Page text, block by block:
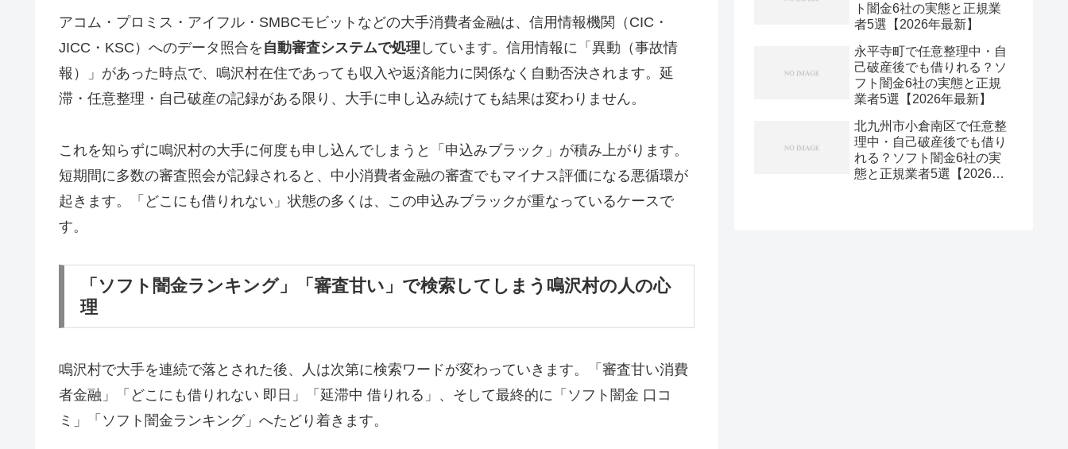
アコム・プロミス・アイフル・SMBCモビットなどの大手消費者金融は、信用情報機関（CIC・
JICC・KSC）へのデータ照合を 自動審査システムで処理 しています。信用情報に「異動（事故情
報）」があった時点で、鳴沢村在住であっても収入や返済能力に関係なく自動否決されます。延
滞・任意整理・自己破産の記録がある限り、大手に申し込み続けても結果は変わりません。
これを知らずに鳴沢村の大手に何度も申し込んでしまうと「申込みブラック」が積み上がります。
短期間に多数の審査照会が記録されると、中小消費者金融の審査でもマイナス評価になる悪循環が
起きます。「どこにも借りれない」状態の多くは、この申込みブラックが重なっているケースで
す。
「ソフト闇金ランキング」「審査甘い」で検索してしまう鳴沢村の人の心
理
鳴沢村で大手を連続で落とされた後、人は次第に検索ワードが変わっていきます。「審査甘い消費
者金融」「どこにも借りれない 即日」「延滞中 借りれる」、そして最終的に「ソフト闇金 口コ
ミ」「ソフト闇金ランキング」へたどり着きます。
ト闇金6社の実態と正規業
者5選【2026年最新】
永平寺町で任意整理中・自
己破産後でも借りれる？ソ
フト闇金6社の実態と正規
業者5選【2026年最新】
北九州市小倉南区で任意整
理中・自己破産後でも借り
れる？ソフト闇金6社の実
態と正規業者5選【2026年